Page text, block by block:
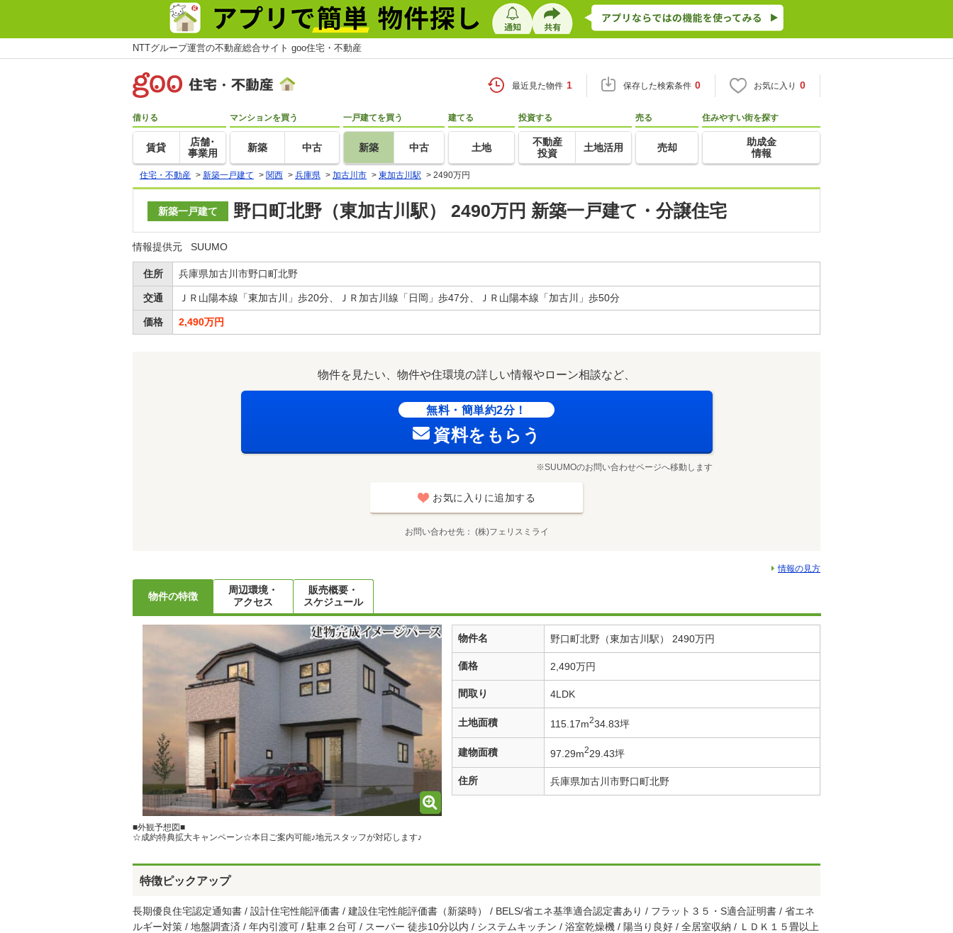
NTTグループ運営の不動産総合サイト goo住宅・不動産
最近見た物件 1 保存した検索条件 0 お気に入り 0
借りる
賃貸
店舗･
事業用
マンションを買う
新築 中古
一戸建てを買う
新築 中古
建てる
土地
投資する
不動産
投資
土地活用
売る
売却
住みやすい街を探す
助成金
情報
住宅・不動産 > 新築一戸建て > 関西 > 兵庫県 > 加古川市 > 東加古川駅 > 2490万円
新築一戸建て 野口町北野（東加古川駅） 2490万円 新築一戸建て・分譲住宅
情報提供元 SUUMO
住所 兵庫県加古川市野口町北野
交通 ＪＲ山陽本線「東加古川」歩20分、ＪＲ加古川線「日岡」歩47分、ＪＲ山陽本線「加古川」歩50分
価格 2,490万円
物件を見たい、物件や住環境の詳しい情報やローン相談など、
無料・簡単約2分！
資料をもらう
※SUUMOのお問い合わせページへ移動します
お気に入りに追加する
お問い合わせ先 (株)フェリスミライ
情報の見方
物件の特徴
周辺環境・
アクセス
販売概要・
スケジュール
■外観予想図■
☆成約特典拡大キャンペーン☆本日ご案内可能♪地元スタッフが対応します♪
物件名 野口町北野（東加古川駅） 2490万円
価格 2,490万円
間取り 4LDK
土地面積 115.17m234.83坪
建物面積 97.29m229.43坪
住所 兵庫県加古川市野口町北野
特徴ピックアップ
長期優良住宅認定通知書 / 設計住宅性能評価書 / 建設住宅性能評価書（新築時） / BELS/省エネ基準適合認定書あり / フラット３５・S適合証明書 / 省エネ
ルギー対策 / 地盤調査済 / 年内引渡可 / 駐車２台可 / スーパー 徒歩10分以内 / システムキッチン / 浴室乾燥機 / 陽当り良好 / 全居室収納 / ＬＤＫ１５畳以上